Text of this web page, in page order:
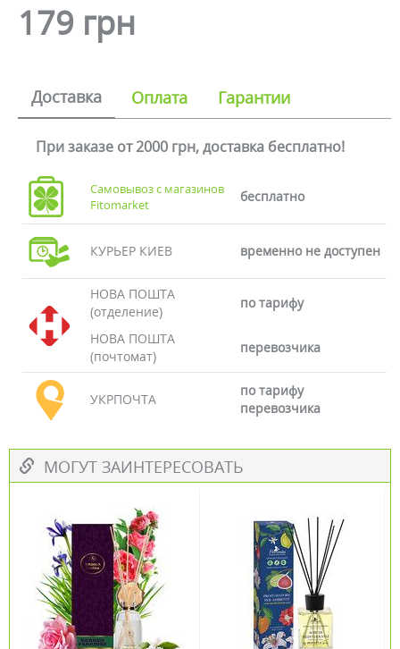
179 грн
Доставка Оплата Гарантии
При заказе от 2000 грн, доставка бесплатно!
Самовывоз с магазинов
Fitomarket
бесплатно
КУРЬЕР КИЕВ временно не доступен
НОВА ПОШТА
(отделение)
по тарифу
НОВА ПОШТА
(почтомат)
перевозчика
УКРПОЧТА
по тарифу
перевозчика
МОГУТ ЗАИНТЕРЕСОВАТЬ